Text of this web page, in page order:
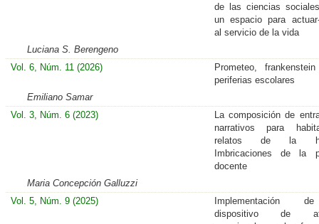
de las ciencias
un espacio para
al servicio de la vida
Luciana S. Berengeno
Vol. 6, Núm. 11 (2026)
Prometeo,
periferias escolares
Emiliano Samar
Vol. 3, Núm. 6 (2023)
La composición de
narrativos para
relatos de la
Imbricaciones de la
docente
Maria Concepción Galluzzi
Vol. 5, Núm. 9 (2025)
Implementación
dispositivo de